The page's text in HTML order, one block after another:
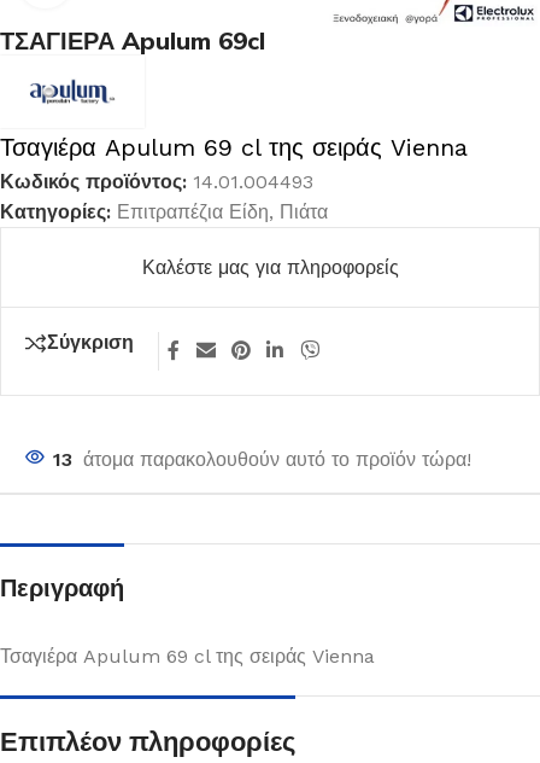
ΤΣΑΓΙΕΡΑ Apulum 69cl
Τσαγιέρα Apulum 69 cl της σειράς Vienna
Κωδικός προϊόντος: 14.01.004493
Κατηγορίες: Επιτραπέζια Είδη, Πιάτα
Καλέστε μας για πληροφορείς
Σύγκριση
13 άτομα παρακολουθούν αυτό το προϊόν τώρα!
Περιγραφή
Τσαγιέρα Apulum 69 cl της σειράς Vienna
Επιπλέον πληροφορίες